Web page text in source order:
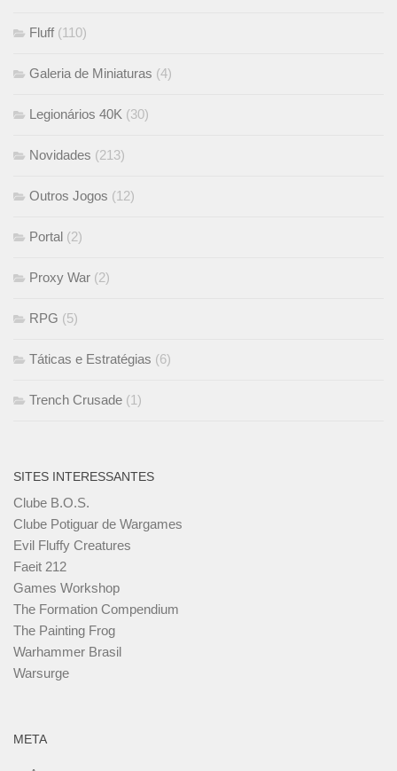
Fluff (110)
Galeria de Miniaturas (4)
Legionários 40K (30)
Novidades (213)
Outros Jogos (12)
Portal (2)
Proxy War (2)
RPG (5)
Táticas e Estratégias (6)
Trench Crusade (1)
SITES INTERESSANTES
Clube B.O.S.
Clube Potiguar de Wargames
Evil Fluffy Creatures
Faeit 212
Games Workshop
The Formation Compendium
The Painting Frog
Warhammer Brasil
Warsurge
META